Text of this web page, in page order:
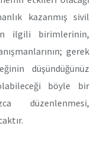
kazanmış sivil
ilgili birimlerinin,
gerek
düşündüğünüz
böyle bir
düzenlenmesi,